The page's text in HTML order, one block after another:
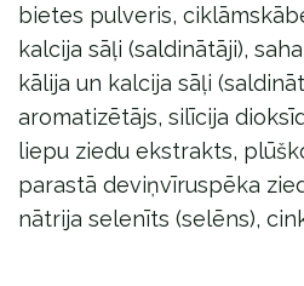
bietes pulveris,
kalcija sāļi (saldinātāji),
kālija un kalcija sāļi
aromatizētājs, silīcija
liepu ziedu ekstrakts,
parastā deviņvīruspēka
nātrija selenīts (selēns),